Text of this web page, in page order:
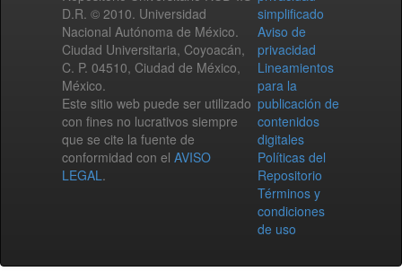
D.R. © 2010. Universidad
Nacional Autónoma de México.
Ciudad Universitaria, Coyoacán,
C. P. 04510, Ciudad de México,
México.
Este sitio web puede ser utilizado
con fines no lucrativos siempre
que se cite la fuente de
conformidad con el AVISO
LEGAL.
simplificado
Aviso de
privacidad
Lineamientos
para la
publicación de
contenidos
digitales
Políticas del
Repositorio
Términos y
condiciones
de uso